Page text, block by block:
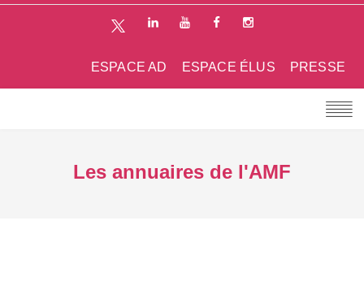
PRESSE
ESPACE ÉLUS
ESPACE AD
Les annuaires de l'AMF